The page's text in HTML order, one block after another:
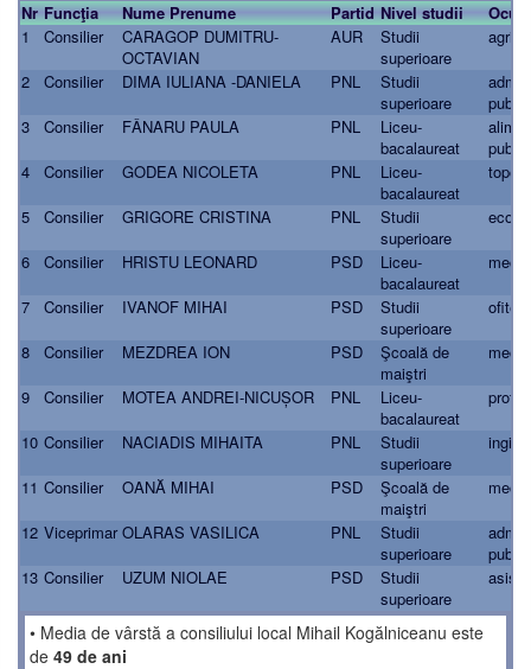
Nr Funcţia Nume Prenume Partid Nivel studii
1
Consilier
CARAGOP DUMITRU-
OCTAVIAN
AUR
Studii
superioare
2
Consilier DIMA IULIANA -DANIELA PNL
Studii
superioare
3
Consilier FÂNARU PAULA PNL
Liceu-
bacalaureat
4
Consilier GODEA NICOLETA PNL
Liceu-
bacalaureat
5
Consilier GRIGORE CRISTINA PNL
Studii
superioare
6
Consilier HRISTU LEONARD PSD
Liceu-
bacalaureat
7
Consilier IVANOF MIHAI PSD
Studii
superioare
ofiter
8
Consilier MEZDREA ION PSD
Şcoală de
maiştri
9
Consilier MOTEA ANDREI-NICUȘOR PNL
Liceu-
bacalaureat
10 Consilier NACIADIS MIHAITA PNL
Studii
superioare
11 Consilier OANĂ MIHAI PSD
Şcoală de
maiştri
12 Viceprimar OLARAS VASILICA PNL
Studii
superioare
13 Consilier UZUM NIOLAE PSD
Studii
superioare
• Media de vârstă a consiliului local Mihail Kogălniceanu este
de 49 de ani